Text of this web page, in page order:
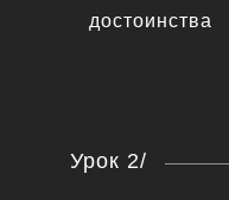
достоинства
Урок 2/